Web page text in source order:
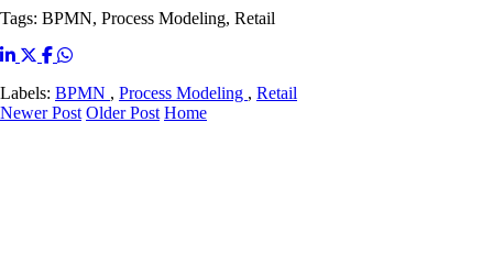
Tags: BPMN, Process Modeling, Retail
Labels: BPMN , Process Modeling , Retail
Newer Post Older Post Home